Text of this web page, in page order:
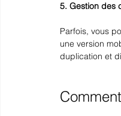
5. Gestion des
Parfois, vous
une version
duplication et